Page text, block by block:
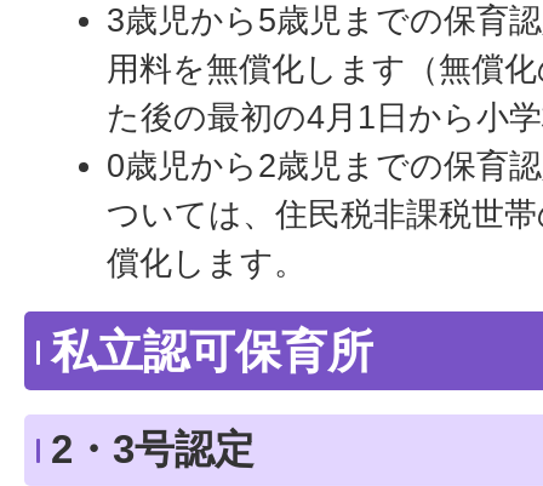
3歳児から5歳児までの保育
用料を無償化します（無償
た後の最初の4月1日から小
0歳児から2歳児までの保育
ついては、住民税非課税世
償化します。
私立認可保育所
2・3号認定